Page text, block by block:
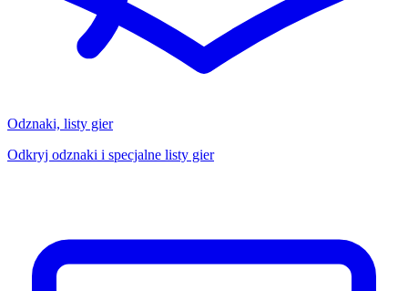
Odznaki, listy gier
Odkryj odznaki i specjalne listy gier